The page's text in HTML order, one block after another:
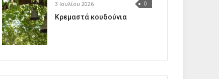
3 Ιουλίου 2026 0
Κρεμαστά κουδούνια